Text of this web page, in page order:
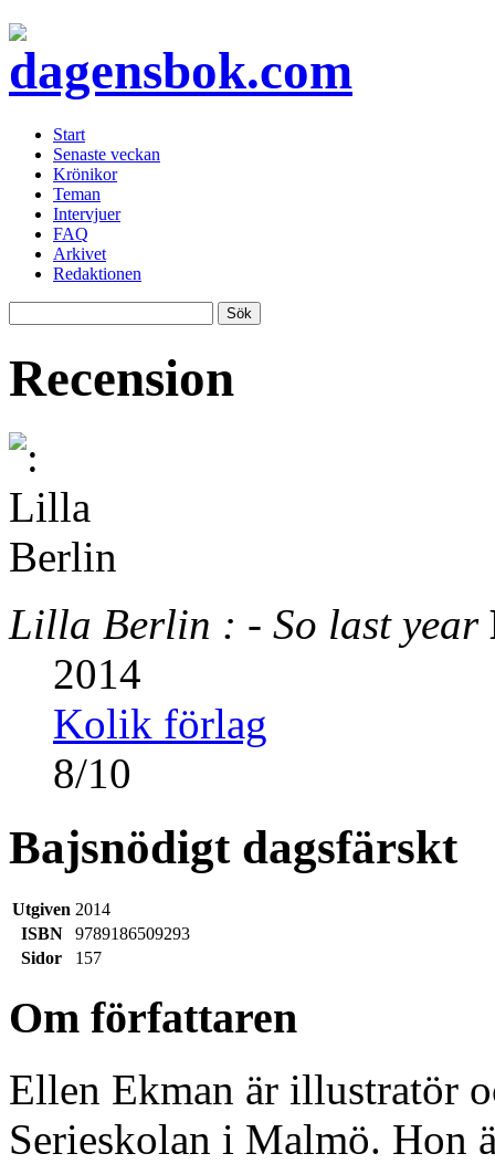
Start
Senaste veckan
Krönikor
Teman
Intervjuer
FAQ
Arkivet
Redaktionen
Recension
Lilla Berlin : - So last year
2014
Kolik förlag
8/10
Bajsnödigt dagsfärskt
Utgiven 2014
ISBN
9789186509293
Sidor
157
Om författaren
Ellen Ekman är illustratör
Serieskolan i Malmö. Hon